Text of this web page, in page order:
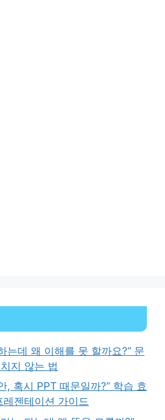
는데 왜 이해를 못 할까요?” 문
지 않는 법
, 혹시 PPT 때문일까?” 학습 효
젠테이션 가이드